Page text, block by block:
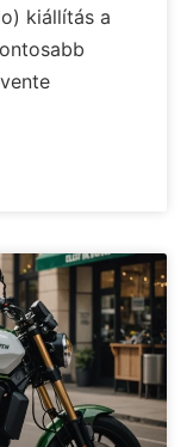
kiállítás a